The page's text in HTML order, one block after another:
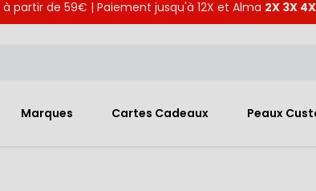
à partir de 59€ | Paiement jusqu'à 12X et Alma 2X 3X
Marques Cartes Cadeaux Peaux